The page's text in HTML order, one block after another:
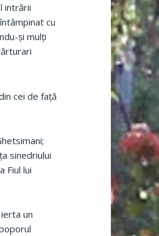
intrării
cu
şi mulţi
cei de faţă
sinedriului
Fiul lui
un